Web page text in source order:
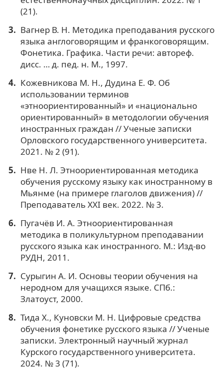
(21).
Вагнер В. Н. Методика преподавания русского
языка англоговорящим и франкоговорящим.
Фонетика. Графика. Части речи: автореф.
дисс. … д. пед. н. М., 1997.
Кожевникова М. Н., Дудина Е. Ф. Об
использовании терминов
«этноориентированный» и «национально
ориентированный» в методологии обучения
иностранных граждан // Ученые записки
Орловского государственного университета.
2021. № 2 (91).
Нве Н. Л. Этноориентированная методика
обучения русскому языку как иностранному в
Мьянме (на примере глаголов движения) //
Преподаватель XXI век. 2022. № 3.
Пугачёв И. А. Этноориентированная
методика в поликультурном преподавании
русского языка как иностранного. М.: Изд-во
РУДН, 2011.
Сурыгин А. И. Основы теории обучения на
неродном для учащихся языке. СПб.:
Златоуст, 2000.
Тида Х., Куновски М. Н. Цифровые средства
обучения фонетике русского языка // Ученые
записки. Электронный научный журнал
Курского государственного университета.
2024. № 3 (71).